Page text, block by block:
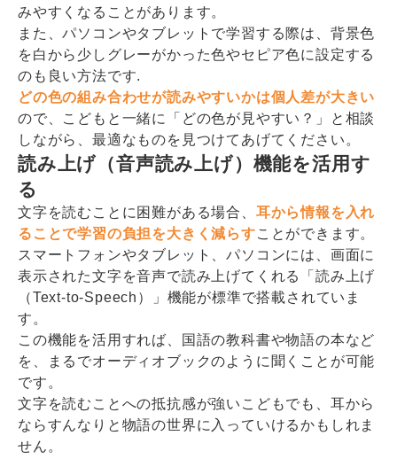
みやすくなることがあります。
また、パソコンやタブレットで学習する際は、背景色
を白から少しグレーがかった色やセピア色に設定する
のも良い方法です.
どの色の組み合わせが読みやすいかは個人差が大きい
ので、こどもと一緒に「どの色が見やすい？」と相談
しながら、最適なものを見つけてあげてください。
読み上げ（音声読み上げ）機能を活用す
る
文字を読むことに困難がある場合、 耳から情報を入れ
ることで学習の負担を大きく減らすことができます。
スマートフォンやタブレット、パソコンには、画面に
表示された文字を音声で読み上げてくれる「読み上げ
（Text-to-Speech）」機能が標準で搭載されていま
す。
この機能を活用すれば、国語の教科書や物語の本など
を、まるでオーディオブックのように聞くことが可能
です。
文字を読むことへの抵抗感が強いこどもでも、耳から
ならすんなりと物語の世界に入っていけるかもしれま
せん。